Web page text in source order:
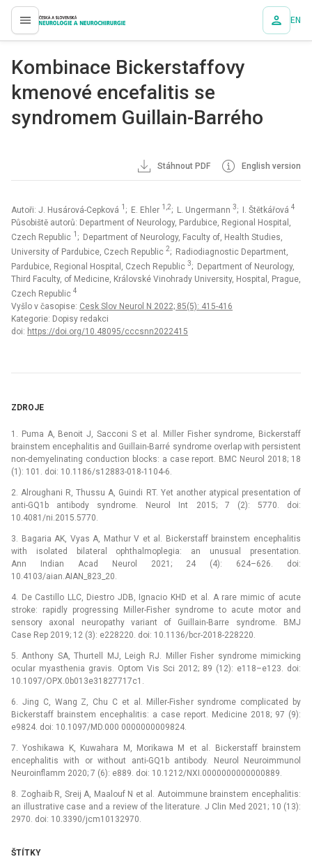
proLékaře.cz EN
Kombinace Bickerstaffovy
kmenové encefalitis se
syndromem Guillain-Barrého
Stáhnout PDF English version
Autoři: J. Husárová-Cepková 1 ; E. Ehler 1,2; L. Ungermann 3; I. Štětkářová 4
Působiště autorů: Department of Neurology, Pardubice, Regional Hospital,
Czech Republic 1 ; Department of Neurology, Faculty of, Health Studies,
University of Pardubice, Czech Republic 2; Radiodiagnostic Department,
Pardubice, Regional Hospital, Czech Republic 3; Department of Neurology,
Third Faculty, of Medicine, Královské Vinohrady University, Hospital, Prague,
Czech Republic 4
Vyšlo v časopise: Cesk Slov Neurol N 2022; 85(5): 415-416
Kategorie: Dopisy redakci
doi: https://doi.org/10.48095/cccsnn2022415
ZDROJE
1. Puma A, Benoit J, Sacconi S et al. Miller Fisher syndrome, Bickerstaff
brainstem encephalitis and Guillain-Barré syndrome overlap with persistent
non-demyelinating conduction blocks: a case report. BMC Neurol 2018; 18
(1): 101. doi: 10.1186/s12883-018-1104-6.
2. Alroughani R, Thussu A, Guindi RT. Yet another atypical presentation of
anti-GQ1b antibody syndrome. Neurol Int 2015; 7 (2): 5770. doi:
10.4081/ni.2015.5770.
3. Bagaria AK, Vyas A, Mathur V et al. Bickerstaff brainstem encephalitis
with isolated bilateral ophthalmoplegia: an unusual presentation.
Ann Indian Acad Neurol 2021; 24 (4): 624–626. doi:
10.4103/aian.AIAN_823_20.
4. De Castillo LLC, Diestro JDB, Ignacio KHD et al. A rare mimic of acute
stroke: rapidly progressing Miller-Fisher syndrome to acute motor and
sensory axonal neuropathy variant of Guillain-Barre syndrome. BMJ
Case Rep 2019; 12 (3): e228220. doi: 10.1136/bcr-2018-228220.
5. Anthony SA, Thurtell MJ, Leigh RJ. Miller Fisher syndrome mimicking
ocular myasthenia gravis. Optom Vis Sci 2012; 89 (12): e118–e123. doi:
10.1097/OPX.0b013e31827717c1.
6. Jing C, Wang Z, Chu C et al. Miller-Fisher syndrome complicated by
Bickerstaff brainstem encephalitis: a case report. Medicine 2018; 97 (9):
e9824. doi: 10.1097/MD.000 0000000009824.
7. Yoshikawa K, Kuwahara M, Morikawa M et al. Bickerstaff brainstem
encephalitis with or without anti-GQ1b antibody. Neurol Neuroimmunol
Neuroinflamm 2020; 7 (6): e889. doi: 10.1212/NXI.0000000000000889.
8. Zoghaib R, Sreij A, Maalouf N et al. Autoimmune brainstem encephalitis:
an illustrative case and a review of the literature. J Clin Med 2021; 10 (13):
2970. doi: 10.3390/jcm10132970.
ŠTÍTKY